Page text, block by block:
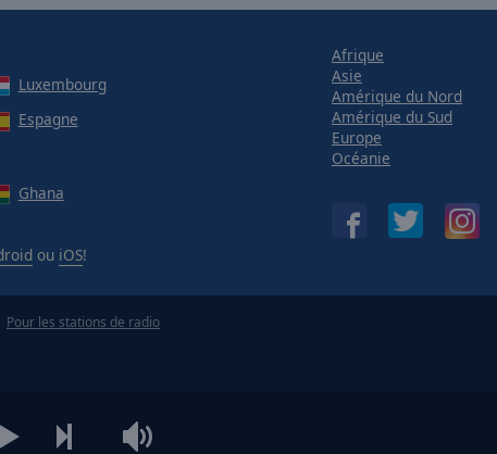
Luxembourg
Espagne
Ghana
ou iOS!
Afrique
Asie
Amérique du Nord
Amérique du Sud
Europe
Océanie
Pour les stations de radio